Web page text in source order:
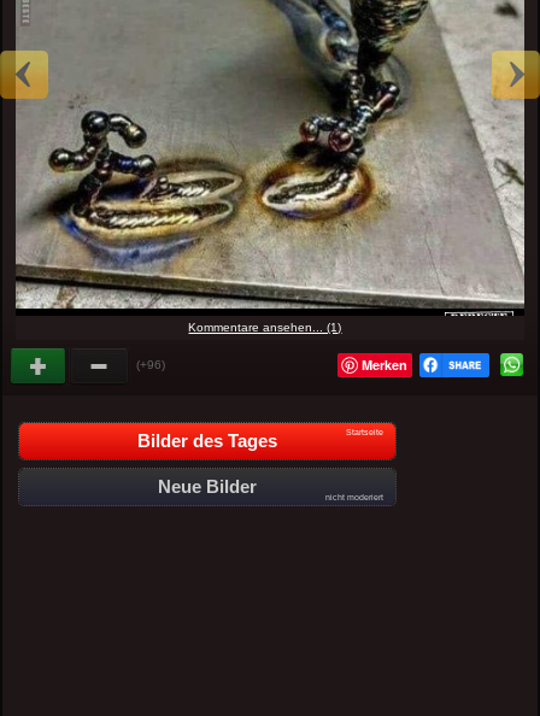
Kommentare ansehen... (1)
(+96) Merken
Bilder des Tages Startseite
Neue Bilder
nicht moderiert